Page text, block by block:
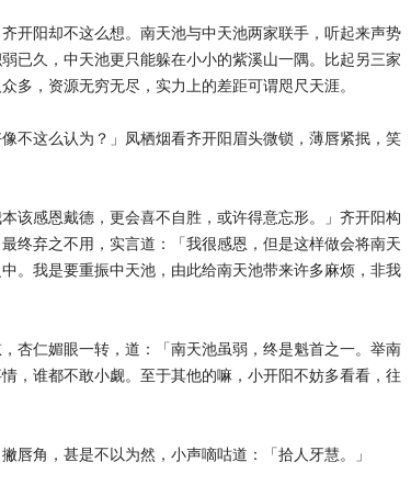
阳却不这么想。南天池与中天池两家联手，听起来声势
已久，中天池更只能躲在小小的紫溪山一隅。比起另三家
多，资源无穷无尽，实力上的差距可谓咫尺天涯。
这么认为？」凤栖烟看齐开阳眉头微锁，薄唇紧抿，笑
感恩戴德，更会喜不自胜，或许得意忘形。」齐开阳构
终弃之不用，实言道：「我很感恩，但是这样做会将南天
。我是要重振中天池，由此给南天池带来许多麻烦，非我
仁媚眼一转，道：「南天池虽弱，终是魁首之一。举南
，谁都不敢小觑。至于其他的嘛，小开阳不妨多看看，往
角，甚是不以为然，小声嘀咕道：「拾人牙慧。」